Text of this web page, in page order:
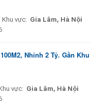
Khu vực: Gia Lâm, Hà Nội
Nhỉnh 2 Tỷ. Gần Khu
vực: Gia Lâm, Hà Nội